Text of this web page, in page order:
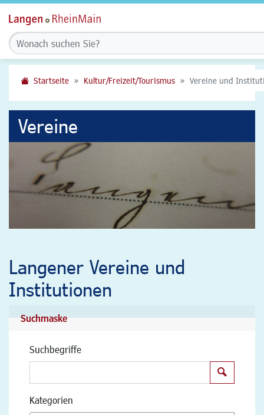
Startseite Kultur/Freizeit/Tourismus Vereine und
Vereine
Langener Vereine und
Institutionen
Suchmaske
Suchbegriffe
Kategorien